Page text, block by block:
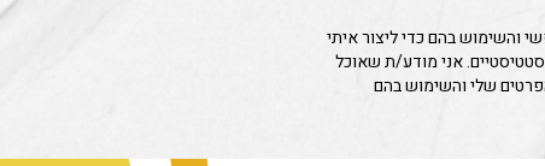
והשימוש בהם כדי ליצור איתי
אני מודע/ת שאוכל
שלי והשימוש בהם